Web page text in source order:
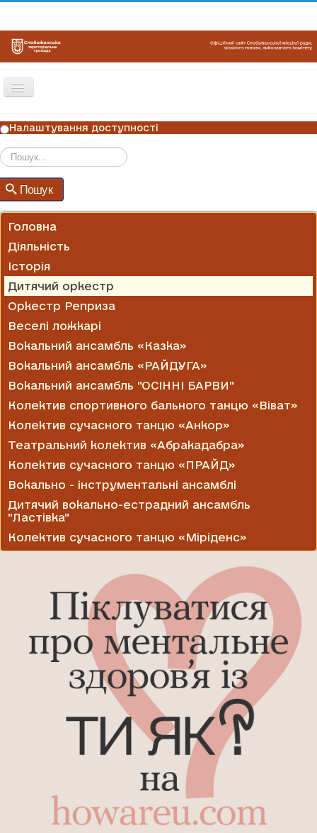
Перемикач
ГОЛОВНА
НОВИНИ
ОГОЛОШЕННЯ
ГРАФІКИ ПРИЙОМУ
Налаштування доступності
Пошук
Головна
Діяльність
Історія
Дитячий оркестр
Оркестр Реприза
Веселі ложкарі
Вокальний ансамбль «Казка»
Вокальний ансамбль «РАЙДУГА»
Вокальний ансамбль "ОСІННІ БАРВИ"
Колектив спортивного бального танцю «Віват»
Колектив сучасного танцю «Анкор»
Театральний колектив «Абракадабра»
Колектив сучасного танцю «ПРАЙД»
Вокально - інструментальні ансамблі
Дитячий вокально-естрадний ансамбль
"Ластівка"
Колектив сучасного танцю «Міріденс»